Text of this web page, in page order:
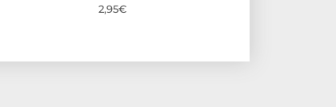
2,95€